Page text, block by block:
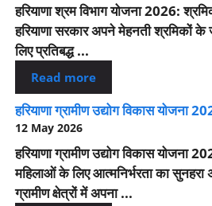
हरियाणा श्रम विभाग योजना 2026:
हरियाणा सरकार अपने मेहनती श्रमिकों
लिए प्रतिबद्ध ...
Read more
हरियाणा ग्रामीण उद्योग विकास योजना
12 May 2026
हरियाणा ग्रामीण उद्योग विकास योजना
महिलाओं के लिए आत्मनिर्भरता का
ग्रामीण क्षेत्रों में अपना ...